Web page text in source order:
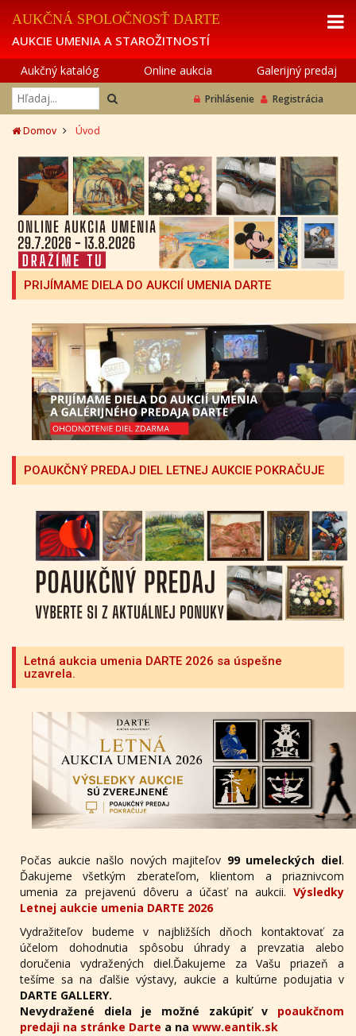
AUKČNÁ SPOLOČNOSŤ DARTE
AUKCIE UMENIA A STAROŽITNOSTÍ
Aukčný katalóg Online aukcia Galerijný predaj
Prihlásenie Registrácia
Domov Úvod
PRIJÍMAME DIELA DO AUKCIÍ UMENIA DARTE
POAUKČNÝ PREDAJ DIEL LETNEJ AUKCIE POKRAČUJE
Letná aukcia umenia DARTE 2026 sa úspešne
uzavrela.
Počas aukcie našlo nových majiteľov 99 umeleckých diel.
Ďakujeme všetkým zberateľom, klientom a priaznivcom
umenia za prejavenú dôveru a účasť na aukcii. Výsledky
Letnej aukcie umenia DARTE 2026
Vydražiteľov budeme v najbližších dňoch kontaktovať za
účelom dohodnutia spôsobu úhrady a prevzatia alebo
doručenia vydražených diel.Ďakujeme za Vašu priazeň a
tešíme sa na ďalšie výstavy, aukcie a kultúrne podujatia v
DARTE GALLERY.
Nevydražené diela je možné zakúpiť v poaukčnom
predaji na stránke Darte a na www.eantik.sk